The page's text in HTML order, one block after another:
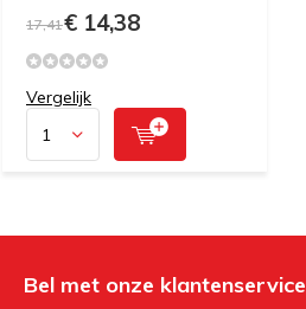
17,41€ 14,38
Vergelijk
Bel met onze klantenservice